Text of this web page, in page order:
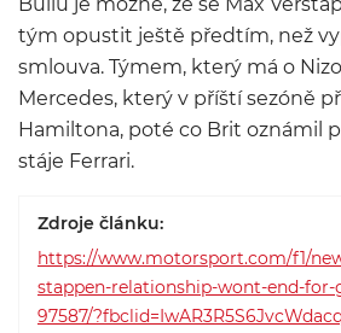
tým opustit ještě předtím, než
smlouva. Týmem, který má o
Mercedes, který v příští sezóně
Hamiltona, poté co Brit oznámil
stáje Ferrari.
Zdroje článku:
https://www.motorsport.com/f1/
stappen-relationship-wont-end-for-
97587/